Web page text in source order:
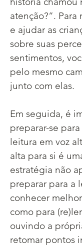
atenção?”.
e ajudar as
sobre suas
sentimentos,
pelo mesmo
junto com elas.
Em seguida, é
preparar-se
leitura em voz
alta para si é
estratégia não
preparar para a
conhecer
como para
ouvindo a
retomar pontos